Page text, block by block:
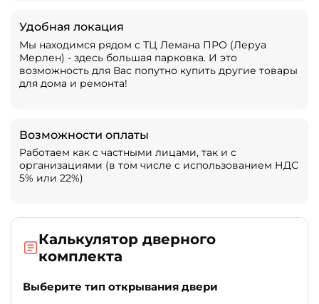
Удобная локация
Мы находимся рядом с ТЦ Лемана ПРО (Леруа
Мерлен) - здесь большая парковка. И это
возможность для Вас попутно купить другие товары
для дома и ремонта!
Возможности оплаты
Работаем как с частными лицами, так и с
организациями (в том числе с использованием НДС
5% или 22%)
Калькулятор дверного
комплекта
Выберите тип открывания двери